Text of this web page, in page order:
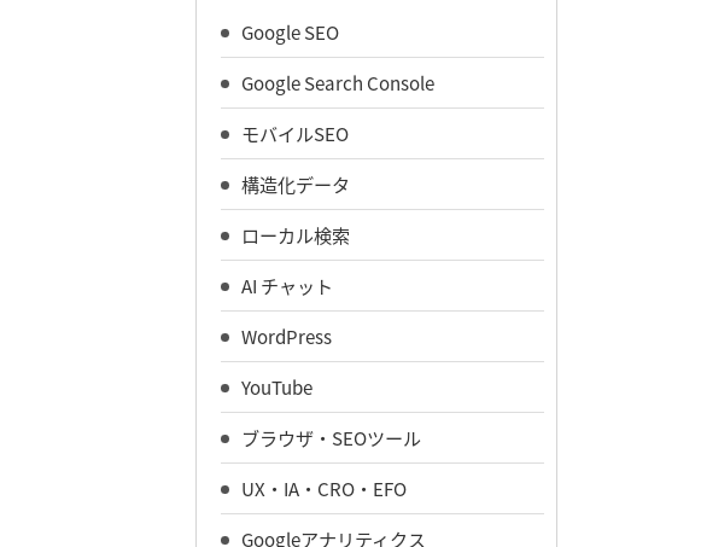
Google SEO
Google Search Console
モバイルSEO
構造化データ
ローカル検索
AI チャット
WordPress
YouTube
ブラウザ・SEOツール
UX・IA・CRO・EFO
Googleアナリティクス